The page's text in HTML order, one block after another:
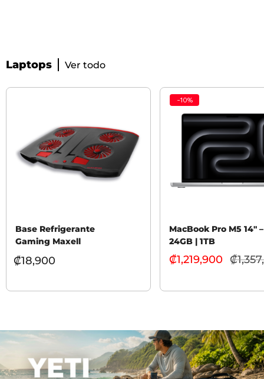
Laptops Ver todo
Base Refrigerante
Gaming Maxell
₡18,900
-10%
MacBook Pro M5 14″ –
24GB | 1TB
₡1,219,900 ₡